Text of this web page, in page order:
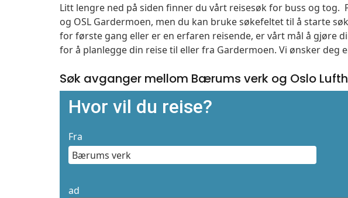
Litt lengre ned på siden finner du vårt reisesøk for buss og
og OSL Gardermoen, men du kan bruke søkefeltet til å starte
for første gang eller er en erfaren reisende, er vårt mål å gjøre
for å planlegge din reise til eller fra Gardermoen. Vi ønsker deg
Søk avganger mellom Bærums verk og Oslo
Hvor vil du reise?
Fra
ad